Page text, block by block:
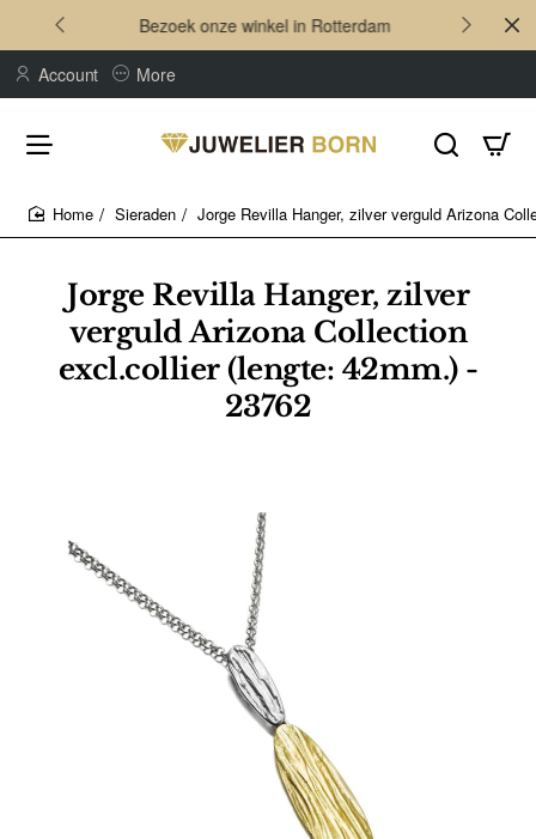
Bezoek onze winkel in Rotterdam
Account More
Jorge Revilla Hanger, zilver
verguld Arizona Collection
excl.collier (lengte: 42mm.) -
23762
Sieraden Jorge Revilla Hanger, zilver verguld Arizona